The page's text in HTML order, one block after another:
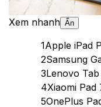
Xem nhanh Ẩn
1Apple iPad
2Samsung
3Lenovo
4Xiaomi Pad
5OnePlus